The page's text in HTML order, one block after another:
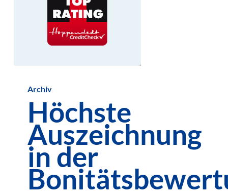
Auszeichnung
Bonitätsbewertung
Archiv
Höchste
Auszeichnung
in der